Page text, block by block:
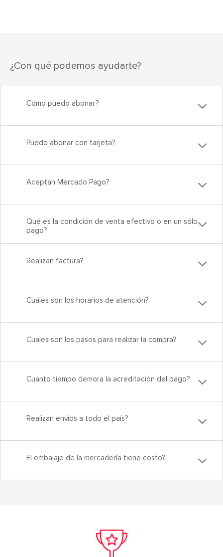
¿Con qué podemos ayudarte?
Cómo puedo abonar?
Puedo abonar con tarjeta?
Aceptan Mercado Pago?
Qué es la condición de venta efectivo o en un sólo
pago?
Realizan factura?
Cuáles son los horarios de atención?
Cuales son los pasos para realizar la compra?
Cuanto tiempo demora la acreditación del pago?
Realizan envíos a todo el país?
El embalaje de la mercadería tiene costo?